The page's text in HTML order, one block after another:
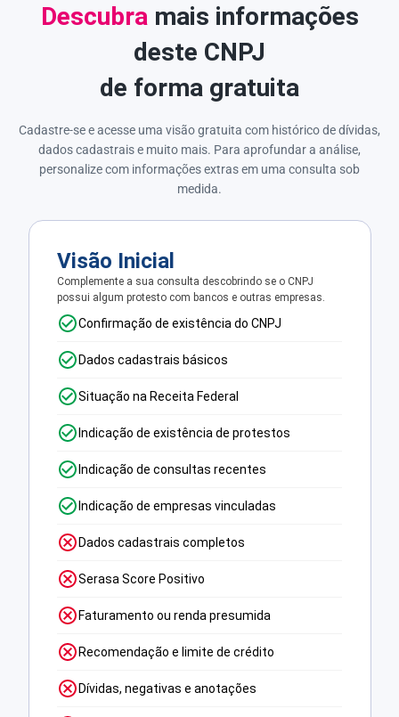
Descubra mais informações
deste CNPJ
de forma gratuita
Cadastre-se e acesse uma visão gratuita com histórico de dívidas,
dados cadastrais e muito mais. Para aprofundar a análise,
personalize com informações extras em uma consulta sob
medida.
Visão Inicial
Complemente a sua consulta descobrindo se o CNPJ
possui algum protesto com bancos e outras empresas.
Confirmação de existência do CNPJ
Dados cadastrais básicos
Situação na Receita Federal
Indicação de existência de protestos
Indicação de consultas recentes
Indicação de empresas vinculadas
Dados cadastrais completos
Serasa Score Positivo
Faturamento ou renda presumida
Recomendação e limite de crédito
Dívidas, negativas e anotações